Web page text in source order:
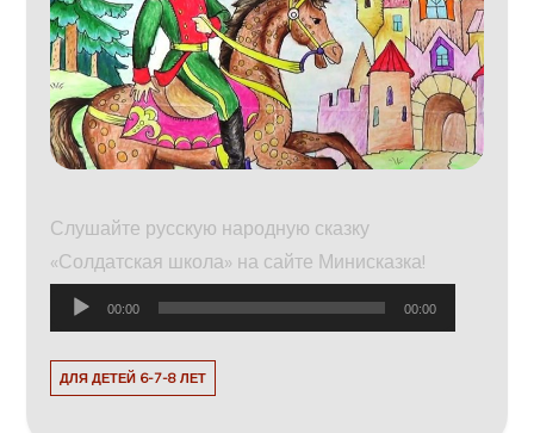
Слушайте русскую народную сказку
«Солдатская школа» на сайте Минисказка!
Аудиоплеер
00:00 00:00
ДЛЯ ДЕТЕЙ 6-7-8 ЛЕТ